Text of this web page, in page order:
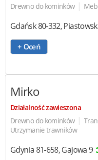
Drewno do kominków |
Gdańsk80-332,
+ Oceń
Mirko
Działalność zawieszona
Drewno do kominków |
Utrzymanie trawników
Gdynia81-658,Gajowa 9